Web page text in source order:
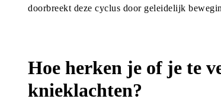
doorbreekt deze cyclus door geleidelijk
Hoe herken je of je te
knieklachten?